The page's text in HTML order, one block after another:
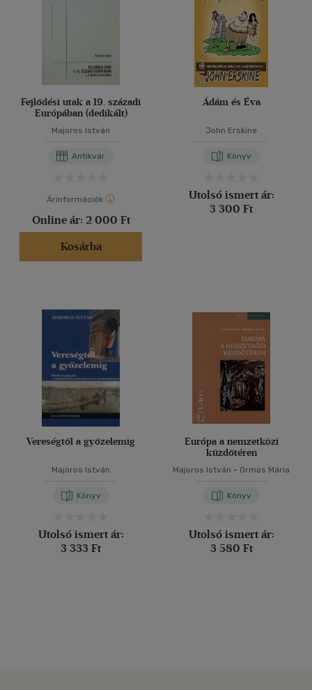
Fejlődési utak a 19. századi
Európában (dedikált)
Majoros István
Antikvár
Árinformációk
Online ár: 2 000 Ft
Kosárba
Ádám és Éva
John Erskine
Könyv
Utolsó ismert ár:
3 300 Ft
Vereségtől a győzelemig
Majoros István
Könyv
Utolsó ismert ár:
3 333 Ft
Európa a nemzetközi
küzdőtéren
Majoros István - Ormos Mária
Könyv
Utolsó ismert ár:
3 580 Ft